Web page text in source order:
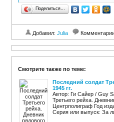
Поделиться…
Добавил: Julia
Смотрите также по теме:
Последний солдат
1945 гг.
Автор: Ги Сайер / Guy
Третьего рейха.
Центрполиграф Год
Серия или выпуск: За